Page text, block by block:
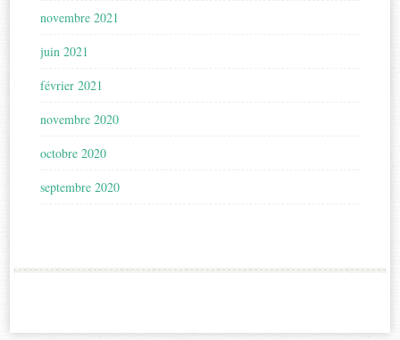
novembre 2021
juin 2021
février 2021
novembre 2020
octobre 2020
septembre 2020